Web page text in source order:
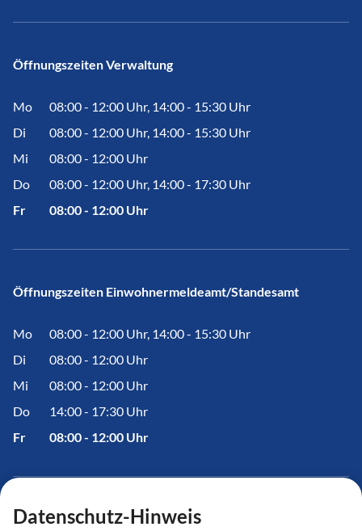
Datenschutz-Hinweis
Öffnungszeiten Verwaltung
Mo
08:00 - 12:00 Uhr, 14:00 - 15:30 Uhr
Di
08:00 - 12:00 Uhr, 14:00 - 15:30 Uhr
Mi
08:00 - 12:00 Uhr
Do
08:00 - 12:00 Uhr, 14:00 - 17:30 Uhr
Fr
08:00 - 12:00 Uhr
Öffnungszeiten Einwohnermeldeamt/Standesamt
Mo
08:00 - 12:00 Uhr, 14:00 - 15:30 Uhr
Di
08:00 - 12:00 Uhr
Mi
08:00 - 12:00 Uhr
Do
14:00 - 17:30 Uhr
Fr
08:00 - 12:00 Uhr
Informationen